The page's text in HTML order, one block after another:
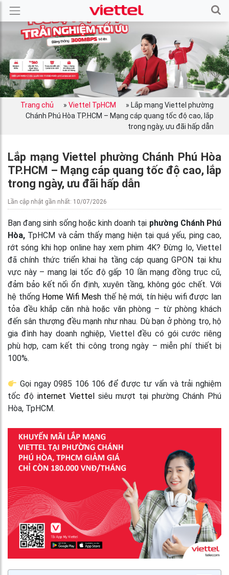
Trang chủ » Viettel TpHCM » Lắp mạng Viettel phường
Chánh Phú Hòa TP.HCM – Mạng cáp quang tốc độ cao, lắp
trong ngày, ưu đãi hấp dẫn
Lắp mạng Viettel phường Chánh Phú Hòa
TP.HCM – Mạng cáp quang tốc độ cao, lắp
trong ngày, ưu đãi hấp dẫn
Lần cập nhật gần nhất: 10/07/2026
Bạn đang sinh sống hoặc kinh doanh tại phường Chánh Phú
Hòa, TpHCM và cảm thấy mạng hiện tại quá yếu, ping cao,
rớt sóng khi họp online hay xem phim 4K? Đừng lo, Viettel
đã chính thức triển khai hạ tầng cáp quang GPON tại khu
vực này – mang lại tốc độ gấp 10 lần mạng đồng trục cũ,
đảm bảo kết nối ổn định, xuyên tầng, không góc chết. Với
hệ thống Home Wifi Mesh thế hệ mới, tín hiệu wifi được lan
tỏa đều khắp căn nhà hoặc văn phòng – từ phòng khách
đến sân thượng đều mạnh như nhau. Dù bạn ở phòng trọ, hộ
gia đình hay doanh nghiệp, Viettel đều có gói cước riêng
phù hợp, cam kết thi công trong ngày – miễn phí thiết bị
100%.
Gọi ngay 0985 106 106 để được tư vấn và trải nghiệm
tốc độ internet Viettel siêu mượt tại phường Chánh Phú
Hòa, TpHCM.